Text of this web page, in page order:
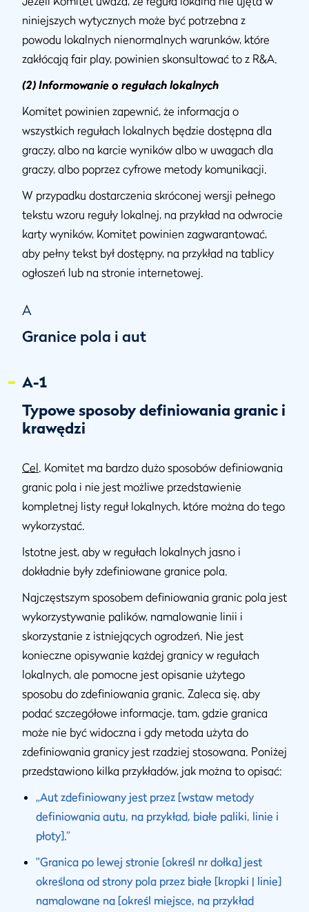
niniejszych wytycznych może być potrzebna z
powodu lokalnych nienormalnych warunków, które
zakłócają fair play, powinien skonsultować to z R&A.
(2) Informowanie o regułach lokalnych
Komitet powinien zapewnić, że informacja o
wszystkich regułach lokalnych będzie dostępna dla
graczy, albo na karcie wyników albo w uwagach dla
graczy, albo poprzez cyfrowe metody komunikacji.
W przypadku dostarczenia skróconej wersji pełnego
tekstu wzoru reguły lokalnej, na przykład na odwrocie
karty wyników, Komitet powinien zagwarantować,
aby pełny tekst był dostępny, na przykład na tablicy
ogłoszeń lub na stronie internetowej.
A
Granice pola i aut
A-1
Typowe sposoby definiowania granic i
krawędzi
Cel. Komitet ma bardzo dużo sposobów definiowania
granic pola i nie jest możliwe przedstawienie
kompletnej listy reguł lokalnych, które można do tego
wykorzystać.
Istotne jest, aby w regułach lokalnych jasno i
dokładnie były zdefiniowane granice pola.
Najczęstszym sposobem definiowania granic pola jest
wykorzystywanie palików, namalowanie linii i
skorzystanie z istniejących ogrodzeń. Nie jest
konieczne opisywanie każdej granicy w regułach
lokalnych, ale pomocne jest opisanie użytego
sposobu do zdefiniowania granic. Zaleca się, aby
podać szczegółowe informacje, tam, gdzie granica
może nie być widoczna i gdy metoda użyta do
zdefiniowania granicy jest rzadziej stosowana. Poniżej
przedstawiono kilka przykładów, jak można to opisać:
„Aut zdefiniowany jest przez [wstaw metody
definiowania autu, na przykład, białe paliki, linie i
płoty].”
"Granica po lewej stronie [określ nr dołka] jest
określona od strony pola przez białe [kropki | linie]
namalowane na [określ miejsce, na przykład